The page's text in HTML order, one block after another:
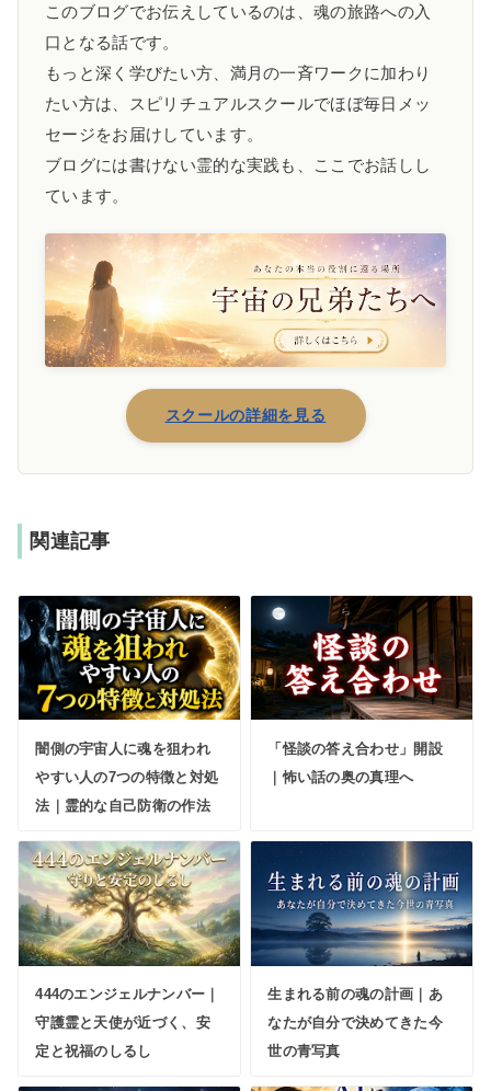
このブログでお伝えしているのは、魂の旅路への入
口となる話です。
もっと深く学びたい方、満月の一斉ワークに加わり
たい方は、スピリチュアルスクールでほぼ毎日メッ
セージをお届けしています。
ブログには書けない霊的な実践も、ここでお話しし
ています。
スクールの詳細を見る
関連記事
闇側の宇宙人に魂を狙われ
やすい人の7つの特徴と対処
法｜霊的な自己防衛の作法
「怪談の答え合わせ」開設
｜怖い話の奥の真理へ
444のエンジェルナンバー｜
守護霊と天使が近づく、安
定と祝福のしるし
生まれる前の魂の計画｜あ
なたが自分で決めてきた今
世の青写真